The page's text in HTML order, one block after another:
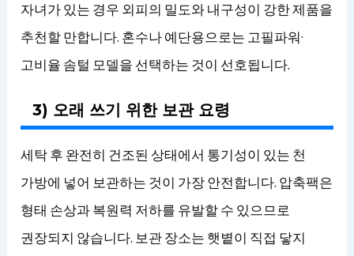
자녀가 있는 경우 외피의 밀도와 내구성이 강한 제품을
추천할 만합니다. 혼수나 예단용으로는 고필파워·
고비율 솜털 모델을 선택하는 것이 선호됩니다.
3) 오래 쓰기 위한 보관 요령
세탁 후 완전히 건조된 상태에서 통기성이 있는 천
가방에 넣어 보관하는 것이 가장 안전합니다. 압축팩은
형태 손상과 복원력 저하를 유발할 수 있으므로
권장되지 않습니다. 보관 장소는 햇볕이 직접 닿지